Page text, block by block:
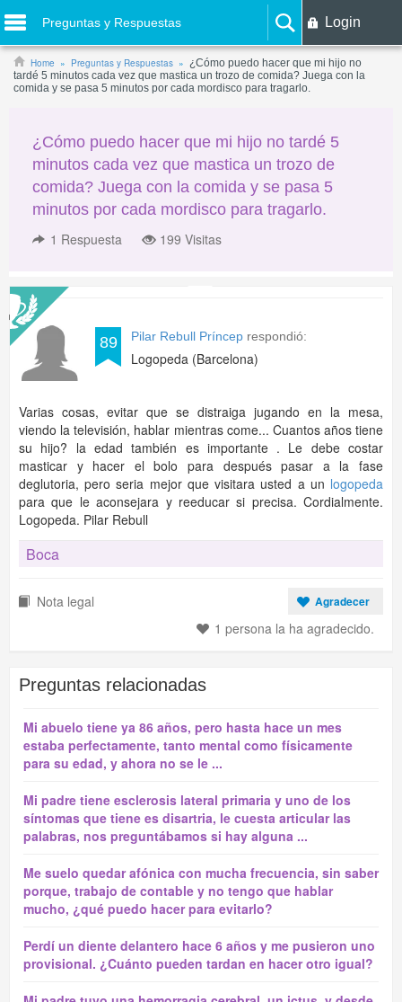
Preguntas y Respuestas Login
Home Preguntas y Respuestas
¿Cómo puedo hacer que mi hijo no
tardé 5 minutos cada vez que mastica un trozo de comida? Juega con la
comida y se pasa 5 minutos por cada mordisco para tragarlo.
¿Cómo puedo hacer que mi hijo no tardé 5
minutos cada vez que mastica un trozo de
comida? Juega con la comida y se pasa 5
minutos por cada mordisco para tragarlo.
1 Respuesta 199 Visitas
89 Pilar Rebull Príncep respondió:
Logopeda (Barcelona)
Varias cosas, evitar que se distraiga jugando en la mesa,
viendo la televisión, hablar mientras come... Cuantos años tiene
su hijo? la edad también es importante . Le debe costar
masticar y hacer el bolo para después pasar a la fase
deglutoria, pero seria mejor que visitara usted a un logopeda
para que le aconsejara y reeducar si precisa. Cordialmente.
Logopeda. Pilar Rebull
Boca
Nota legal Agradecer
1 persona la ha agradecido.
Preguntas relacionadas
Mi abuelo tiene ya 86 años, pero hasta hace un mes
estaba perfectamente, tanto mental como físicamente
para su edad, y ahora no se le ...
Mi padre tiene esclerosis lateral primaria y uno de los
síntomas que tiene es disartria, le cuesta articular las
palabras, nos preguntábamos si hay alguna ...
Me suelo quedar afónica con mucha frecuencia, sin saber
porque, trabajo de contable y no tengo que hablar
mucho, ¿qué puedo hacer para evitarlo?
Perdí un diente delantero hace 6 años y me pusieron uno
provisional. ¿Cuánto pueden tardan en hacer otro igual?